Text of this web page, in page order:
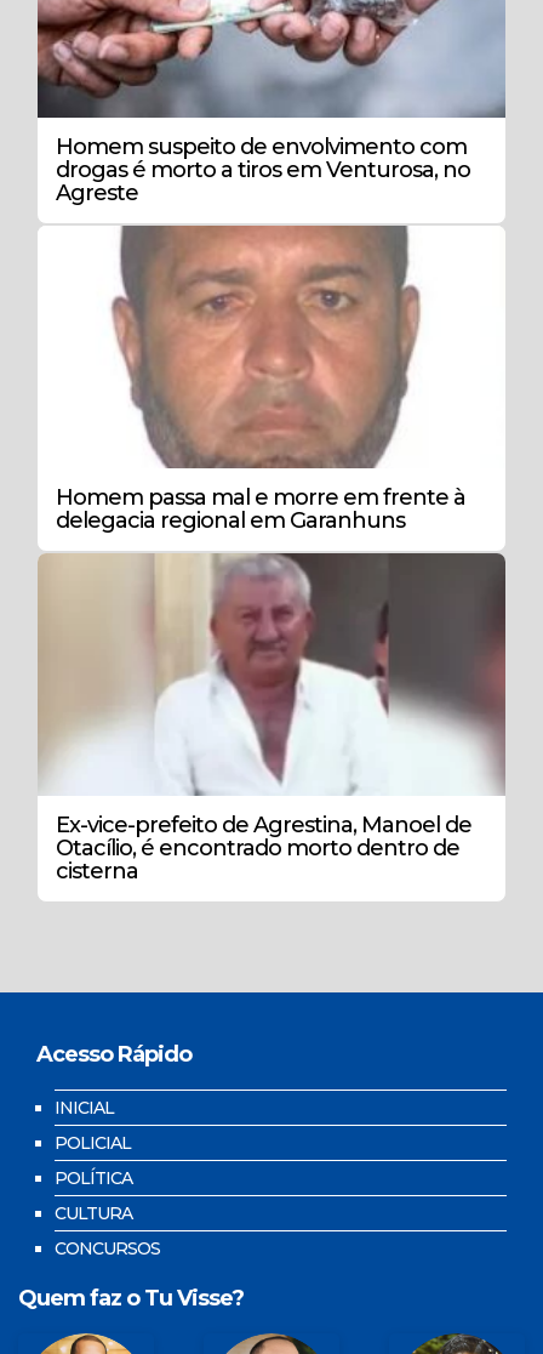
Homem suspeito de envolvimento com
drogas é morto a tiros em Venturosa, no
Agreste
Homem passa mal e morre em frente à
delegacia regional em Garanhuns
Ex-vice-prefeito de Agrestina, Manoel de
Otacílio, é encontrado morto dentro de
cisterna
Acesso Rápido
INICIAL
POLICIAL
POLÍTICA
CULTURA
CONCURSOS
Quem faz o Tu Visse?